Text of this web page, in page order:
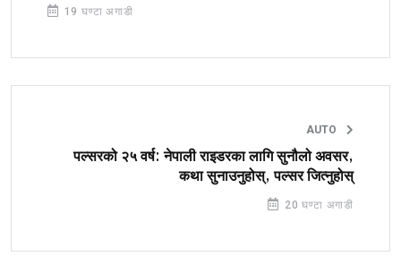
19 घण्टा अगाडी
AUTO
पल्सरको २५ वर्ष: नेपाली राइडरका लागि सुनौलो अवसर,
कथा सुनाउनुहोस्, पल्सर जित्नुहोस्
20 घण्टा अगाडी